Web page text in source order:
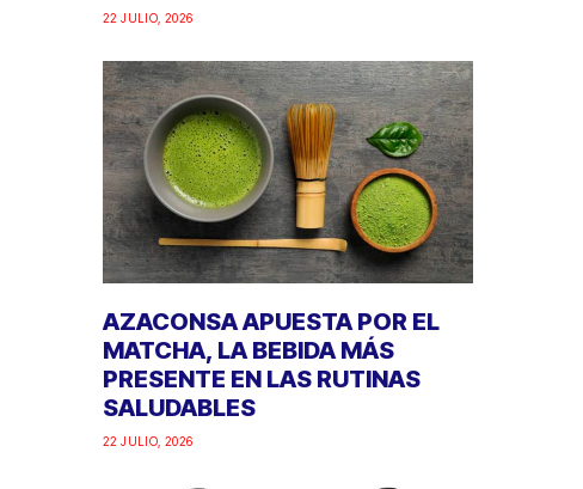
22 JULIO, 2026
AZACONSA APUESTA POR EL
MATCHA, LA BEBIDA MÁS
PRESENTE EN LAS RUTINAS
SALUDABLES
22 JULIO, 2026